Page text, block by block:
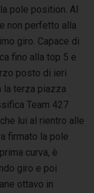
pole position. Al
non perfetto alla
giro. Capace di
fino alla top 5 e
posto di ieri
la terza piazza
Team 427
lui al rientro alle
firmato la pole
curva, è
giro e poi
ottavo in